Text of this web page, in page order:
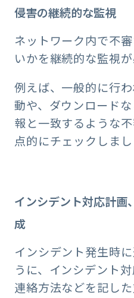
侵害の継続的な監視
ネットワーク内で不
いかを継続的な監視が
例えば、一般的に行
動や、ダウンロード
報と一致するような
点的にチェックしまし
インシデント対応計画
成
インシデント発生時
うに、インシデント
連絡方法などを記し